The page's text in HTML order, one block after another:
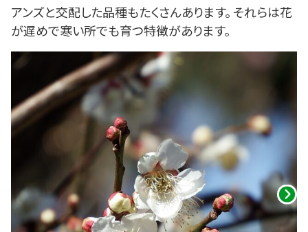
アンズと交配した品種もたくさんあります。 それらは花
が遅めで寒い所でも育つ特徴があります。